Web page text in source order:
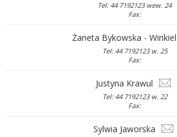
Tel: 44 7192123 wew. 24
Fax:
Żaneta Bykowska - Winkiel
Tel: 44 7192123 w. 25
Fax:
Justyna Krawul
Tel: 44 7192123 w. 22
Fax:
Sylwia Jaworska